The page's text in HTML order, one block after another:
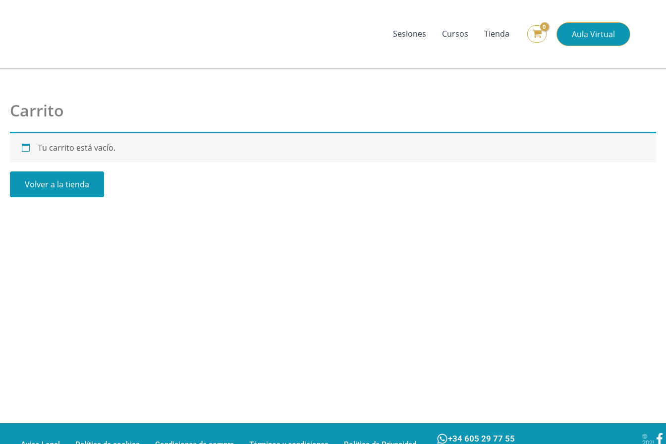
Sesiones Cursos Tienda Aula Virtual
Carrito
Tu carrito está vacío.
Volver a la tienda
+34 605 29 77 55‬
©
F
I